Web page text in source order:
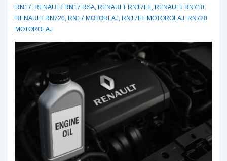
RN17, RENAULT RN17 RSA, RENAULT RN17FE, RENAULT RN710,
RENAULT RN720, RN17 MOTORLAJ, RN17FE MOTOROLAJ, RN720
MOTOROLAJ